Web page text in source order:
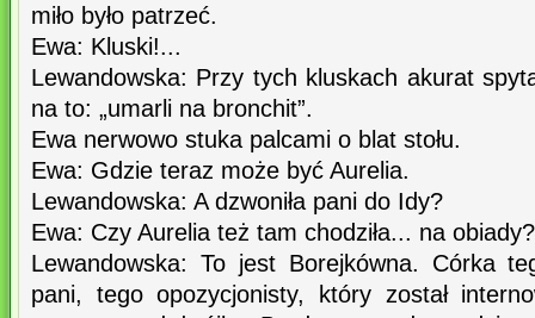
miło było patrzeć.
Ewa: Kluski!...
Lewandowska: Przy tych kluskach akurat
na to: „umarli na bronchit”.
Ewa nerwowo stuka palcami o blat stołu.
Ewa: Gdzie teraz może być Aurelia.
Lewandowska: A dzwoniła pani do Idy?
Ewa: Czy Aurelia też tam chodziła... na
Lewandowska: To jest Borejkówna. Córka
pani, tego opozycjonisty, który został